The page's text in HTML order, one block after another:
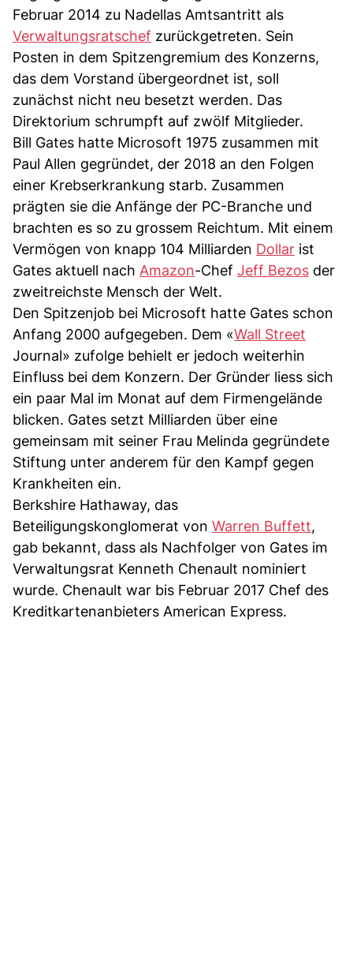
Februar 2014 zu Nadellas Amtsantritt als
Verwaltungsratschef zurückgetreten. Sein
Posten in dem Spitzengremium des Konzerns,
das dem Vorstand übergeordnet ist, soll
zunächst nicht neu besetzt werden. Das
Direktorium schrumpft auf zwölf Mitglieder.
Bill Gates hatte Microsoft 1975 zusammen mit
Paul Allen gegründet, der 2018 an den Folgen
einer Krebserkrankung starb. Zusammen
prägten sie die Anfänge der PC-Branche und
brachten es so zu grossem Reichtum. Mit einem
Vermögen von knapp 104 Milliarden Dollar ist
Gates aktuell nach Amazon-Chef Jeff Bezos der
zweitreichste Mensch der Welt.
Den Spitzenjob bei Microsoft hatte Gates schon
Anfang 2000 aufgegeben. Dem «Wall Street
Journal» zufolge behielt er jedoch weiterhin
Einfluss bei dem Konzern. Der Gründer liess sich
ein paar Mal im Monat auf dem Firmengelände
blicken. Gates setzt Milliarden über eine
gemeinsam mit seiner Frau Melinda gegründete
Stiftung unter anderem für den Kampf gegen
Krankheiten ein.
Berkshire Hathaway, das
Beteiligungskonglomerat von Warren Buffett,
gab bekannt, dass als Nachfolger von Gates im
Verwaltungsrat Kenneth Chenault nominiert
wurde. Chenault war bis Februar 2017 Chef des
Kreditkartenanbieters American Express.